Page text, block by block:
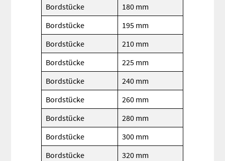
Bordstücke
180 mm
Bordstücke
195 mm
Bordstücke
210 mm
Bordstücke
225 mm
Bordstücke
240 mm
Bordstücke
260 mm
Bordstücke
280 mm
Bordstücke
300 mm
Bordstücke
320 mm